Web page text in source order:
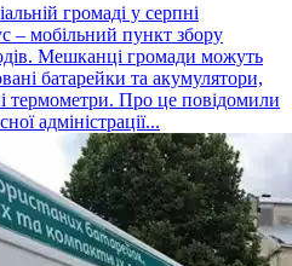
громаді у серпні
– мобільний пункт збору
Мешканці громади можуть
батарейки та акумулятори,
термометри. Про це повідомили
адміністрації...